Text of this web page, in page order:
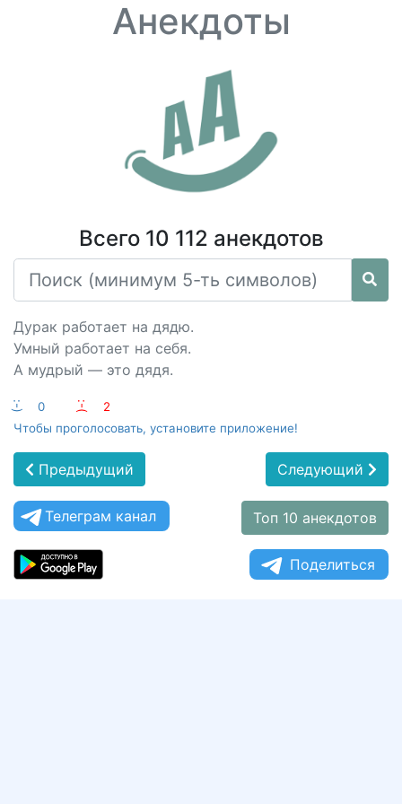
Анекдоты
Всего 10 112 анекдотов
Дурак работает на дядю.
Умный работает на себя.
А мудрый — это дядя.
:-) 0 :-(
2
Чтобы проголосовать, установите приложение!
Предыдущий Следующий
Телеграм канал Топ 10 анекдотов
Поделиться